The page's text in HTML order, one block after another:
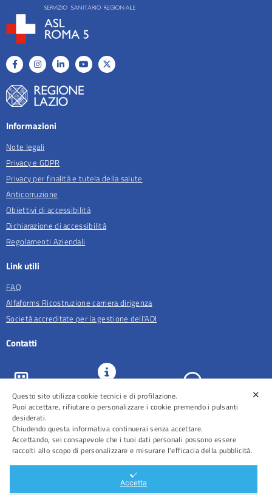
Informazioni
Note legali
Privacy e GDPR
Privacy per finalità e tutela della salute
Anticorruzione
Obiettivi di accessibilità
Dichiarazione di accessibilità
Regolamenti Aziendali
Link utili
FAQ
Alfaforms Ricostruzione carriera dirigenza
Società accreditate per la gestione dell'ADI
Contatti
ASL Roma 5
URP e
Comunicazione
Prenotazioni
✕
Questo sito utilizza cookie tecnici e di profilazione.
Puoi accettare, rifiutare o personalizzare i cookie premendo i pulsanti
desiderati.
Chiudendo questa informativa continuerai senza accettare.
Accettando, sei consapevole che i tuoi dati personali possono essere
raccolti allo scopo di personalizzare e misurare l'efficacia della pubblicità.
Accetta